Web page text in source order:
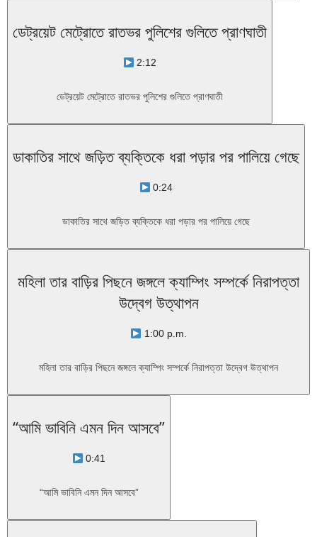
ডেট্রয়েট মেট্রোতে রাতভর পুলিশের গুলিতে প্রাণঘাতী
2:12
ডেট্রয়েট মেট্রোতে রাতভর পুলিশের গুলিতে প্রাণঘাতী
ডাকাতির সাথে জড়িত ব্যক্তিকে ধরা পড়ার পর পালিয়ে গেছে
0:24
ডাকাতির সাথে জড়িত ব্যক্তিকে ধরা পড়ার পর পালিয়ে গেছে
মহিলা তার বাড়ির পিছনে জঙ্গলে ক্যাম্পিং সম্পর্কে নিরাপত্তা
উদ্বেগ উত্থাপন
1:00 p.m.
মহিলা তার বাড়ির পিছনে জঙ্গলে ক্যাম্পিং সম্পর্কে নিরাপত্তা উদ্বেগ উত্থাপন
“আমি ভাবিনি এমন দিন আসবে”
0:41
“আমি ভাবিনি এমন দিন আসবে”